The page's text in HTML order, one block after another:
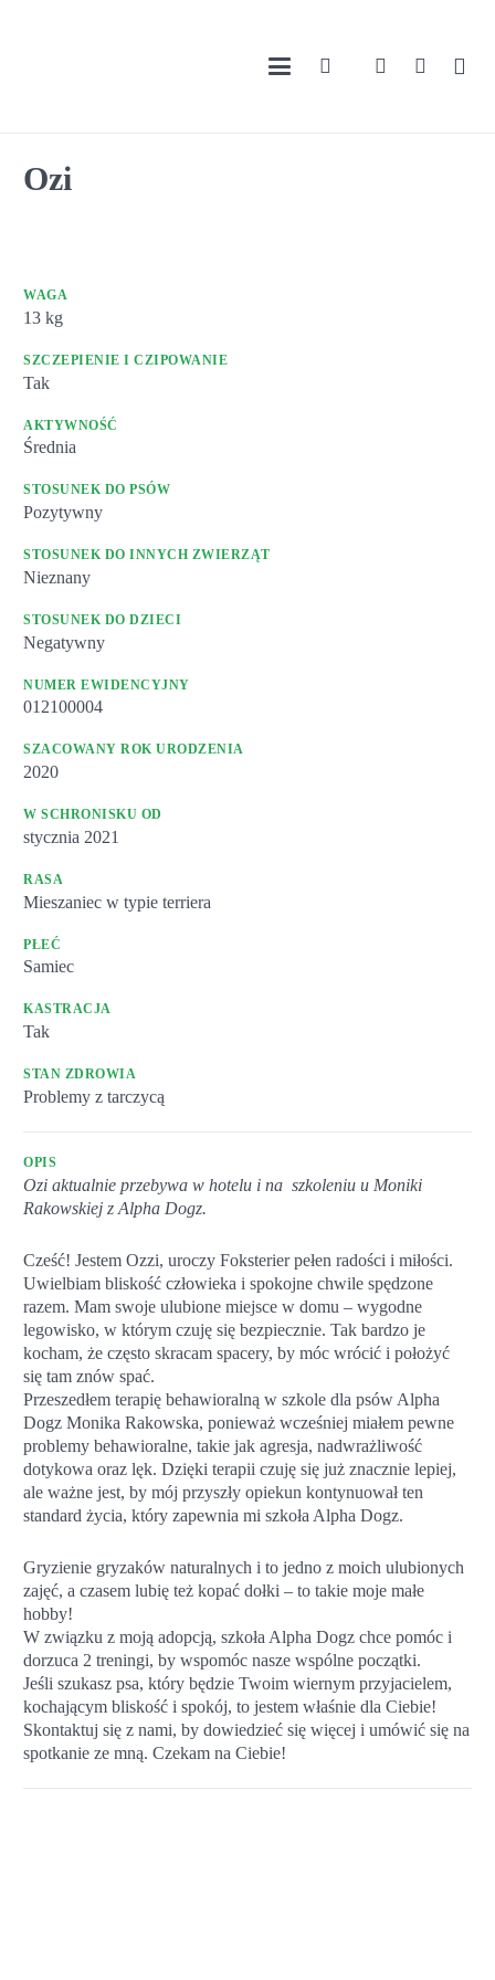
Ozi
NUMER EWIDENCYJNY
012100004
SZACOWANY ROK URODZENIA
2020
W SCHRONISKU OD
stycznia 2021
RASA
Mieszaniec w typie terriera
PŁEĆ
Samiec
KASTRACJA
Tak
WAGA
13 kg
SZCZEPIENIE I CZIPOWANIE
Tak
AKTYWNOŚĆ
Średnia
STOSUNEK DO PSÓW
Pozytywny
STOSUNEK DO INNYCH ZWIERZĄT
Nieznany
STOSUNEK DO DZIECI
Negatywny
STAN ZDROWIA
Problemy z tarczycą
OPIS
Ozi aktualnie przebywa w hotelu i na szkoleniu u Moniki
Rakowskiej z Alpha Dogz.
Cześć! Jestem Ozzi, uroczy Foksterier pełen radości i miłości.
Uwielbiam bliskość człowieka i spokojne chwile spędzone
razem. Mam swoje ulubione miejsce w domu – wygodne
legowisko, w którym czuję się bezpiecznie. Tak bardzo je
kocham, że często skracam spacery, by móc wrócić i położyć
się tam znów spać.
Przeszedłem terapię behawioralną w szkole dla psów Alpha
Dogz Monika Rakowska, ponieważ wcześniej miałem pewne
problemy behawioralne, takie jak agresja, nadwrażliwość
dotykowa oraz lęk. Dzięki terapii czuję się już znacznie lepiej,
ale ważne jest, by mój przyszły opiekun kontynuował ten
standard życia, który zapewnia mi szkoła Alpha Dogz.
Gryzienie gryzaków naturalnych i to jedno z moich ulubionych
zajęć, a czasem lubię też kopać dołki – to takie moje małe
hobby!
W związku z moją adopcją, szkoła Alpha Dogz chce pomóc i
dorzuca 2 treningi, by wspomóc nasze wspólne początki.
Jeśli szukasz psa, który będzie Twoim wiernym przyjacielem,
kochającym bliskość i spokój, to jestem właśnie dla Ciebie!
Skontaktuj się z nami, by dowiedzieć się więcej i umówić się na
spotkanie ze mną. Czekam na Ciebie!